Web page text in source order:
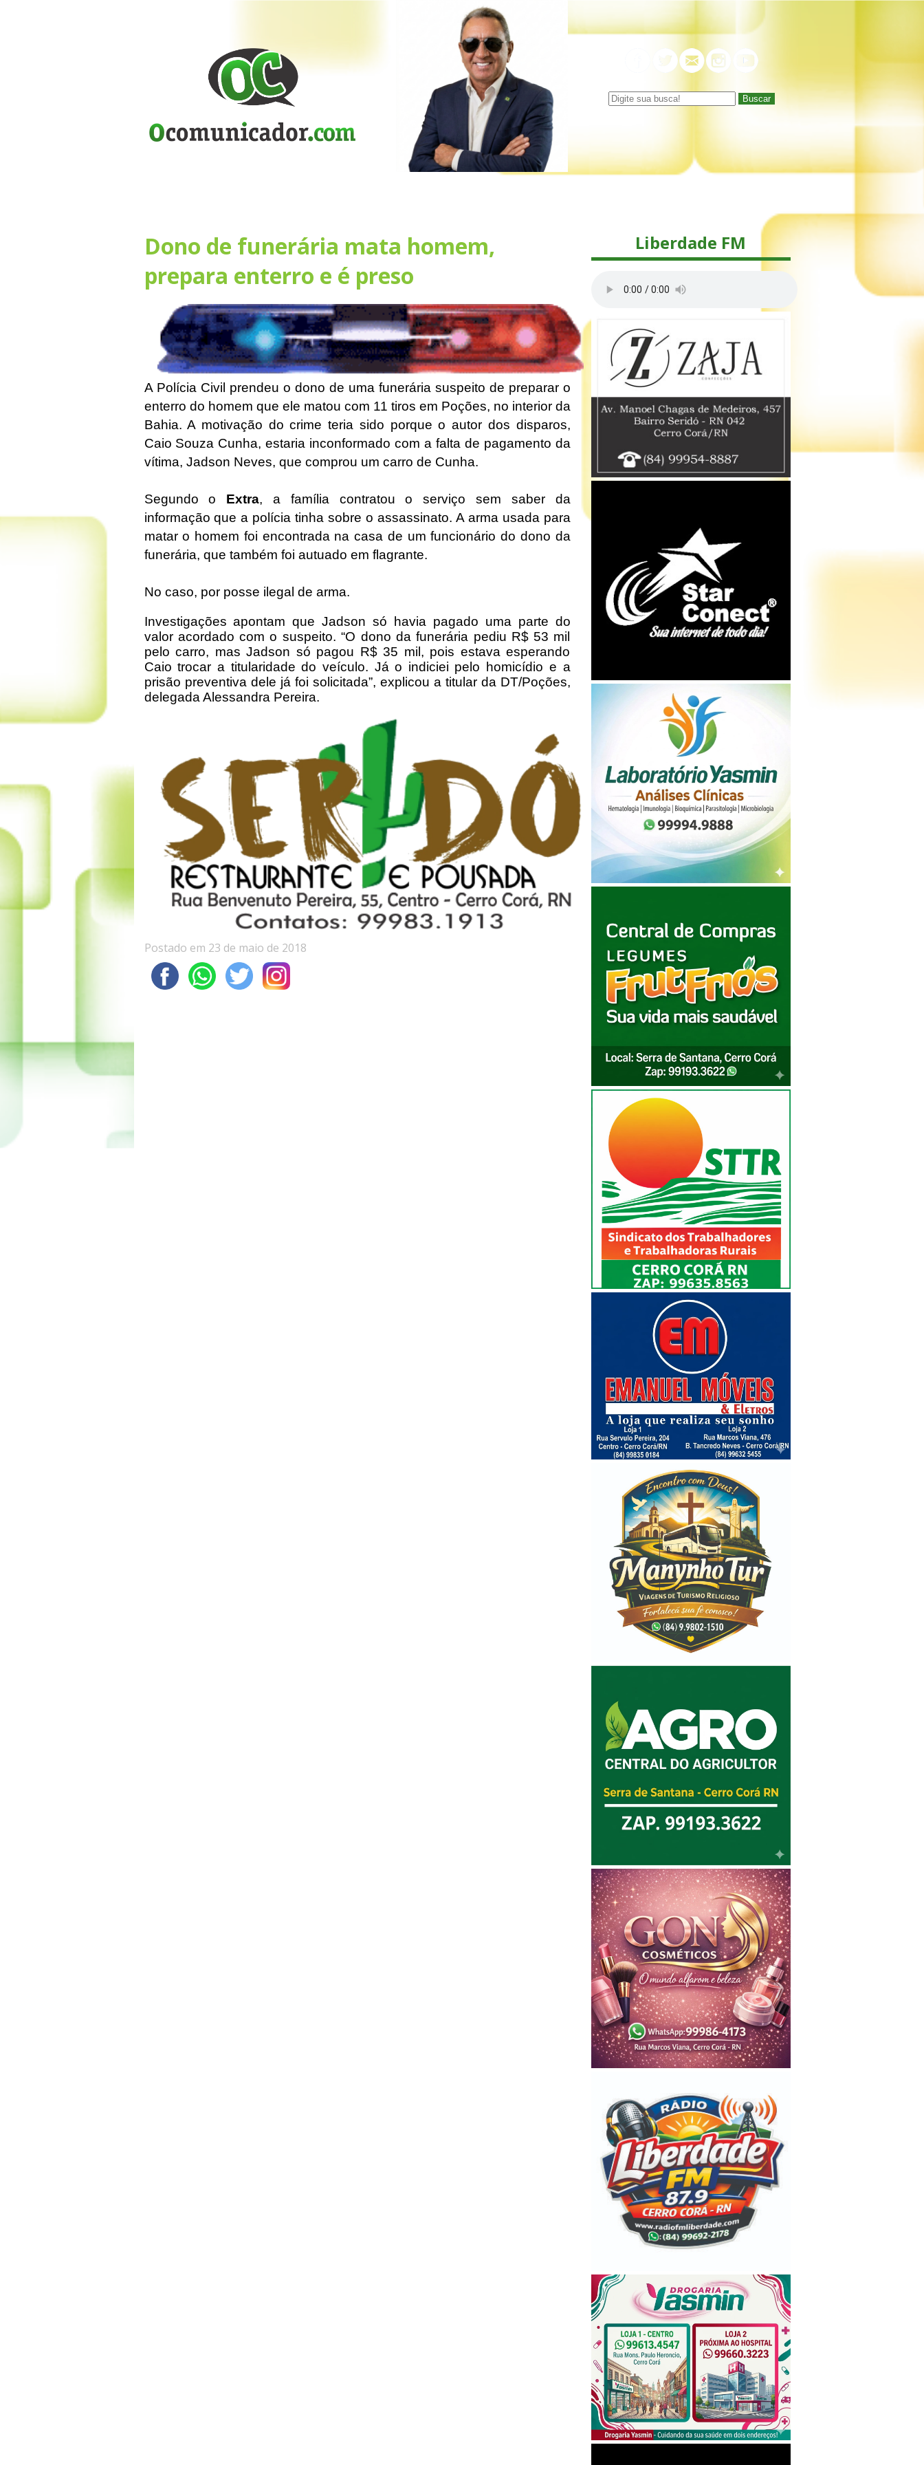
Buscar
Dono de funerária mata homem,
prepara enterro e é preso
A Polícia Civil prendeu o dono de uma funerária suspeito de preparar o
enterro do homem que ele matou com 11 tiros em Poções, no interior da
Bahia. A motivação do crime teria sido porque o autor dos disparos,
Caio Souza Cunha, estaria inconformado com a falta de pagamento da
vítima, Jadson Neves, que comprou um carro de Cunha.
Segundo o Extra, a família contratou o serviço sem saber da
informação que a polícia tinha sobre o assassinato. A arma usada para
matar o homem foi encontrada na casa de um funcionário do dono da
funerária, que também foi autuado em flagrante.
No caso, por posse ilegal de arma.
Investigações apontam que Jadson só havia pagado uma parte do
valor acordado com o suspeito. “O dono da funerária pediu R$ 53 mil
pelo carro, mas Jadson só pagou R$ 35 mil, pois estava esperando
Caio trocar a titularidade do veículo. Já o indiciei pelo homicídio e a
prisão preventiva dele já foi solicitada”, explicou a titular da DT/Poções,
delegada Alessandra Pereira.
Postado em 23 de maio de 2018
Liberdade FM